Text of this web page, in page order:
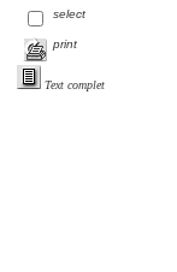
select
print
Text complet